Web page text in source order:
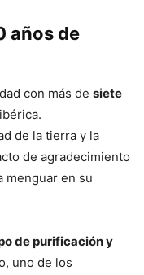
años de
con más de siete
de la tierra y la
de agradecimiento
menguar en su
de purificación y
uno de los